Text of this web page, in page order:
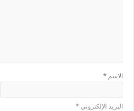
الاسم*
البريد الإلكتروني*